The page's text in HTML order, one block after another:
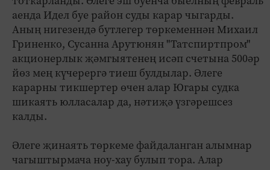
аенда Идел буе район суды карар чыгарды.
Аның нигезендә бутлегер төркеменнән Михаил
Гриненко, Сусанна Арутюнян "Татспиртпром"
акционерлык җәмгыятенең исәп счетына 500әр
йөз мең күчерергә тиеш булдылар. Әлеге
карарны тикшертер өчен алар Югары судка
шикаять юлласалар да, нәтиҗә үзгәрешсез
калды.
Әлеге җинаять төркеме файдаланган алымнар
чагыштырмача ноу-хау булып тора. Алар